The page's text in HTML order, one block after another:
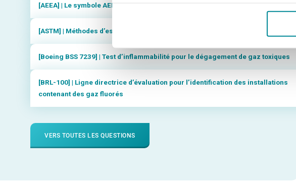
[AEEA] | Le symbole AEEA sur les équipements électriques
[ASTM] | Méthodes d’essai américaines pour étiquettes
[Boeing BSS 7239] | Test d’inflammabilité pour le dégagement de gaz toxiques
[BRL-100] | Ligne directrice d’évaluation pour l’identification des installations
contenant des gaz fluorés
VERS TOUTES LES QUESTIONS